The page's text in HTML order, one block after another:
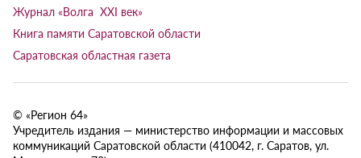
Журнал «Волга XXI век»
Книга памяти Саратовской области
Саратовская областная газета
© «Регион 64»
Учредитель издания — министерство информации и массовых
коммуникаций Саратовской области (410042, г. Саратов, ул.